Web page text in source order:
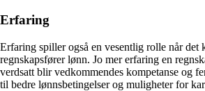
Erfaring
Erfaring spiller også en vesentlig rolle når det
regnskapsfører lønn. Jo mer erfaring en
verdsatt blir vedkommendes kompetanse og
til bedre lønnsbetingelser og muligheter for